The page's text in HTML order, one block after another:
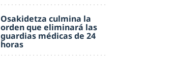
Osakidetza culmina la
orden que eliminará las
guardias médicas de 24
horas